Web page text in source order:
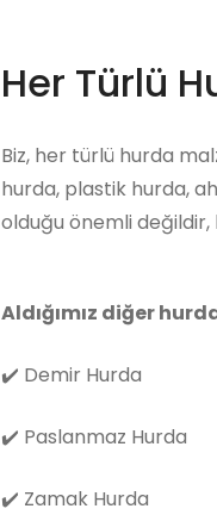
Her Türlü
Biz, her türlü hurda
hurda, plastik hurda,
olduğu önemli
Aldığımız diğer
✔️ Demir Hurda
✔️ Paslanmaz Hurda
✔️ Zamak Hurda